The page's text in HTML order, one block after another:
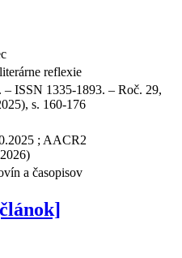
reflexie
ISSN 1335-1893. – Roč. 29,
s. 160-176
; AACR2
a časopisov